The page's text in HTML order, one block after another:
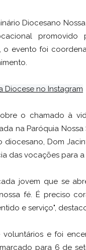
Diocesano
promovido
o evento foi
Diocese no Instagram
o chamado à
na Paróquia
diocesano, Dom
das vocações para a
jovem que se
fé. É preciso
e serviço",
e foi
para 6 de